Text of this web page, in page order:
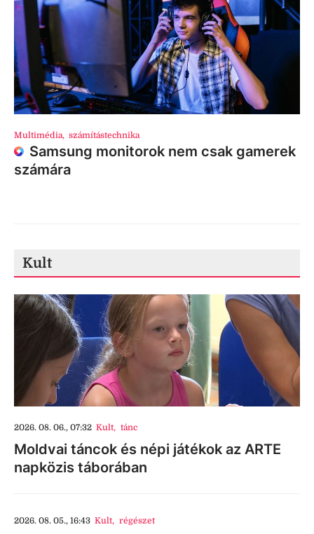
Multimédia, számítástechnika
Samsung monitorok nem csak gamerek
számára
Kult
2026. 08. 06., 07:32 Kult, tánc
Moldvai táncok és népi játékok az ARTE
napközis táborában
2026. 08. 05., 16:43 Kult, régészet